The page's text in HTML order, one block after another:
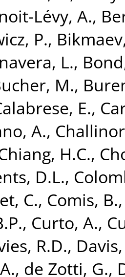
Lévy, A.,
P.,
L.,
M.,
E.,
A.,
H.C.,
D.L.,
C., Comis, B.
, Curto, A.,
R.D., Davis,
, de Zotti, G.,